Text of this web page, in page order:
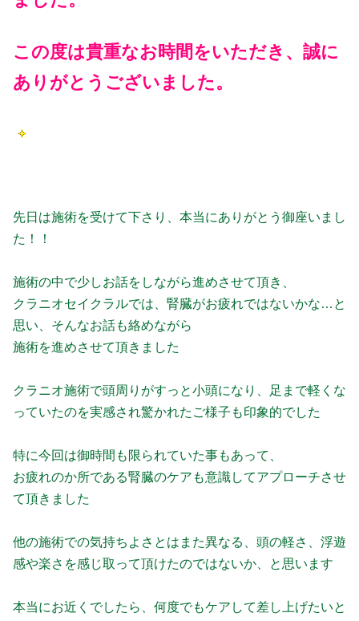
この度は貴重なお時間をいただき、誠に
ありがとうございました。
先日は施術を受けて下さり、本当にありがとう御座いまし
た！！
施術の中で少しお話をしながら進めさせて頂き、
クラニオセイクラルでは、腎臓がお疲れではないかな…と
思い、そんなお話も絡めながら
施術を進めさせて頂きました
クラニオ施術で頭周りがすっと小頭になり、足まで軽くな
っていたのを実感され驚かれたご様子も印象的でした
特に今回は御時間も限られていた事もあって、
お疲れのか所である腎臓のケアも意識してアプローチさせ
て頂きました
他の施術での気持ちよさとはまた異なる、頭の軽さ、浮遊
感や楽さを感じ取って頂けたのではないか、と思います
本当にお近くでしたら、何度でもケアして差し上げたいと